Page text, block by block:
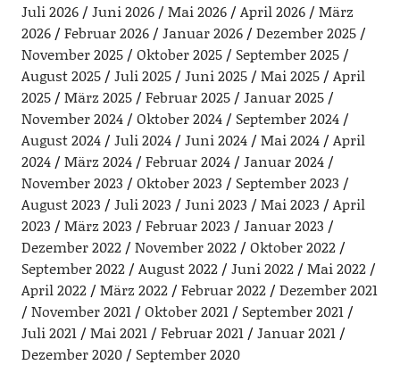
Juli 2026 Juni 2026 Mai 2026 April 2026
März
2026
Februar 2026 Januar 2026
Dezember 2025
November 2025
Oktober 2025
September 2025
August 2025
Juli 2025 Juni 2025 Mai 2025
April
2025
März 2025 Februar 2025
Januar 2025
November 2024
Oktober 2024
September 2024
August 2024
Juli 2024 Juni 2024 Mai 2024
April
2024
März 2024 Februar 2024
Januar 2024
November 2023
Oktober 2023
September 2023
August 2023
Juli 2023 Juni 2023 Mai 2023
April
2023
März 2023 Februar 2023
Januar 2023
Dezember 2022
November 2022
Oktober 2022
September 2022
August 2022 Juni 2022
Mai 2022
April 2022
März 2022 Februar 2022
Dezember 2021
November 2021
Oktober 2021
September 2021
Juli 2021
Mai 2021 Februar 2021
Januar 2021
Dezember 2020
September 2020